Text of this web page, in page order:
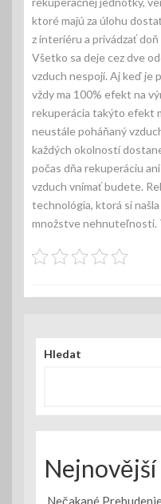
ktoré majú za úlohu
z interiéru a privádzať
Všetko sa deje cez dve
vzduch nespojí. Aj keď je
vždy ma 100% efekt na
rekuperácia takýto efekt
neustále poháňaný
každých okolností
počas dňa rekuperáciu
vzduch vnímať budete.
technológia, ktorá si
množstve nehnuteľnosti.
Hledat
Nečakané